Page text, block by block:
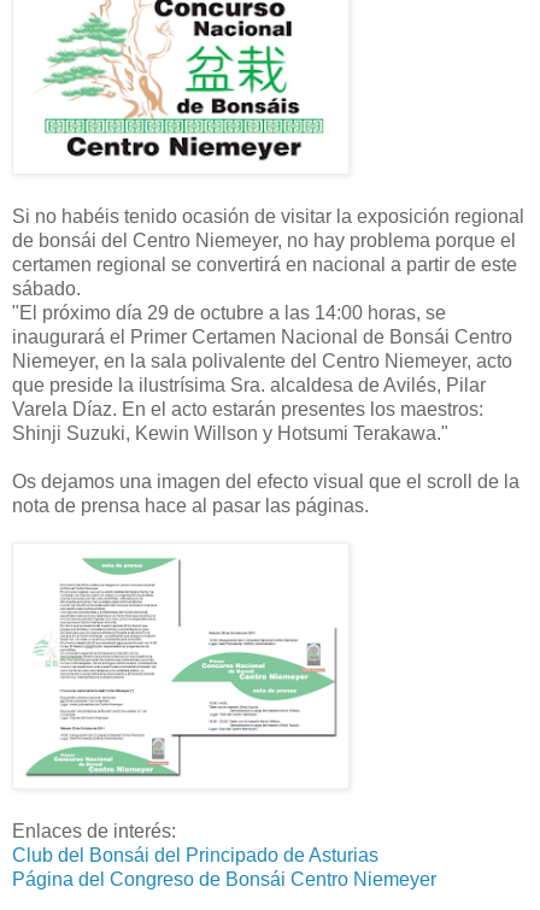
Si no habéis tenido ocasión de visitar la exposición regional
de bonsái del Centro Niemeyer, no hay problema porque el
certamen regional se convertirá en nacional a partir de este
sábado.
"El próximo día 29 de octubre a las 14:00 horas, se
inaugurará el Primer Certamen Nacional de Bonsái Centro
Niemeyer, en la sala polivalente del Centro Niemeyer, acto
que preside la ilustrísima Sra. alcaldesa de Avilés, Pilar
Varela Díaz. En el acto estarán presentes los maestros:
Shinji Suzuki, Kewin Willson y Hotsumi Terakawa."
Os dejamos una imagen del efecto visual que el scroll de la
nota de prensa hace al pasar las páginas.
Enlaces de interés:
Club del Bonsái del Principado de Asturias
Página del Congreso de Bonsái Centro Niemeyer